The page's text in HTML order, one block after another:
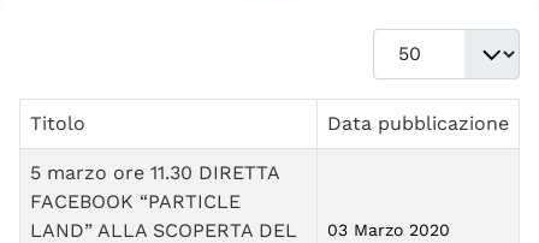
Titolo Data pubblicazione
5 marzo ore 11.30 DIRETTA
FACEBOOK “PARTICLE
LAND” ALLA SCOPERTA DEL
03 Marzo 2020